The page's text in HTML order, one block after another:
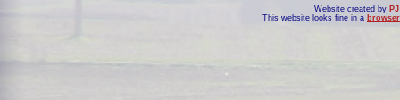
Website created by
This website looks fine in a